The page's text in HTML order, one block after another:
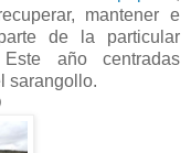
mantener e
de la particular
Este año centradas
sarangollo.